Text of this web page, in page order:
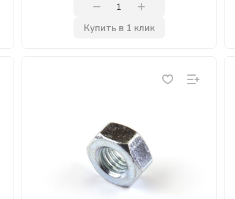
Купить в 1 клик